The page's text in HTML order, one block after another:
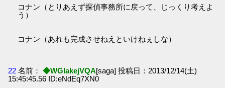
コナン（とりあえず探偵事務所に戻って、じっくり考えよ
う）
コナン（あれも完成させねえといけねぇしな）
22 名前： ◆WGIakejVQA[saga] 投稿日：2013/12/14(土)
15:45:45.56 ID:eNdEq7XN0